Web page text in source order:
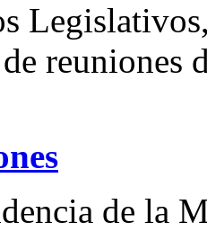
reuniones
de la